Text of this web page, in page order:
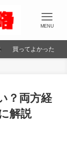
MENU
買ってよかった
？両方経
解説